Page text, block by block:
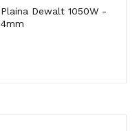
Plaina Dewalt 1050W -
4mm